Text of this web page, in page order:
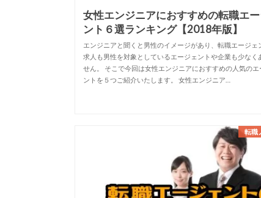
女性エンジニアにおすすめの転職エ
ント６選ランキング【2018年版】
エンジニアと聞くと男性のイメージがあり、転職エージェ
求人も男性を対象としているエージェントや企業も少なく
せん。 そこで今回は女性エンジニアにおすすめの人気のエ
ントを５つご紹介いたします。 女性エンジニア…
転職